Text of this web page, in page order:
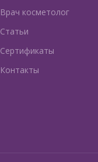
Врач косметолог
Статьи
Сертификаты
Контакты